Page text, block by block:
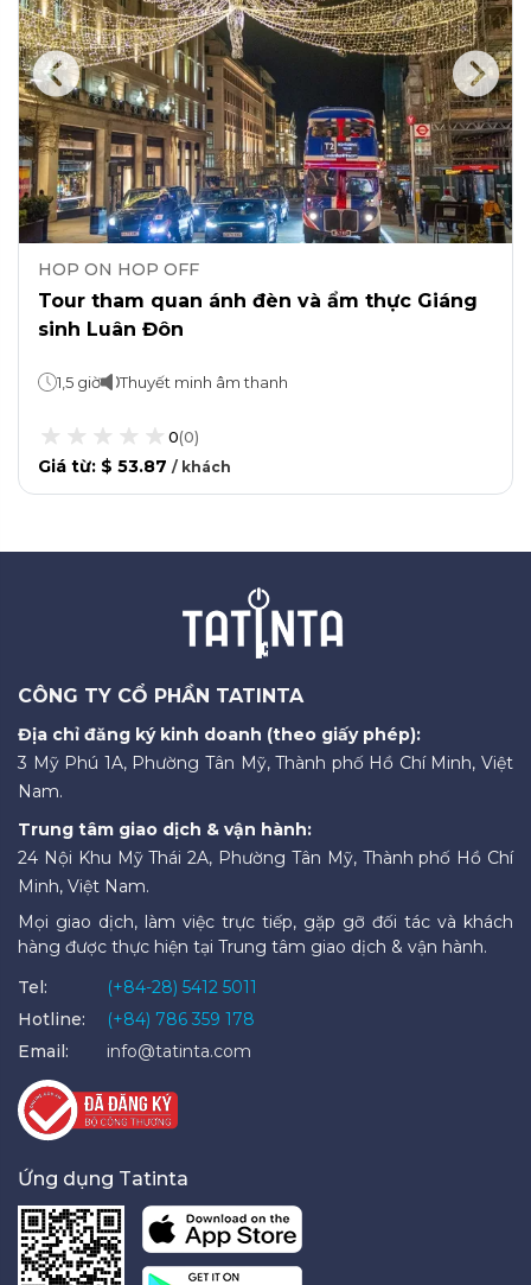
HOP ON HOP OFF
Tour tham quan ánh đèn và ẩm thực Giáng
sinh Luân Đôn
1,5 giờ Thuyết minh âm thanh
0(0)
Giá từ: $ 53.87 / khách
CÔNG TY CỔ PHẦN TATINTA
Địa chỉ đăng ký kinh doanh (theo giấy phép):
3 Mỹ Phú 1A, Phường Tân Mỹ, Thành phố Hồ Chí Minh, Việt
Nam.
Trung tâm giao dịch & vận hành:
24 Nội Khu Mỹ Thái 2A, Phường Tân Mỹ, Thành phố Hồ Chí
Minh, Việt Nam.
Mọi giao dịch, làm việc trực tiếp, gặp gỡ đối tác và khách
hàng được thực hiện tại Trung tâm giao dịch & vận hành.
Tel:
(+84-28) 5412 5011
Hotline:
(+84) 786 359 178
Email:
info@tatinta.com
Ứng dụng Tatinta